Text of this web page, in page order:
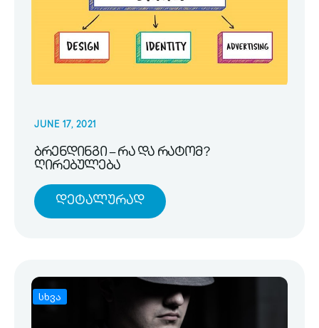
JUNE 17, 2021
ბრენდინგი – რა და რატომ?
ღირებულება
Დეტალურად
სხვა